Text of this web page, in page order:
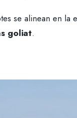
se alinean en la
goliat.